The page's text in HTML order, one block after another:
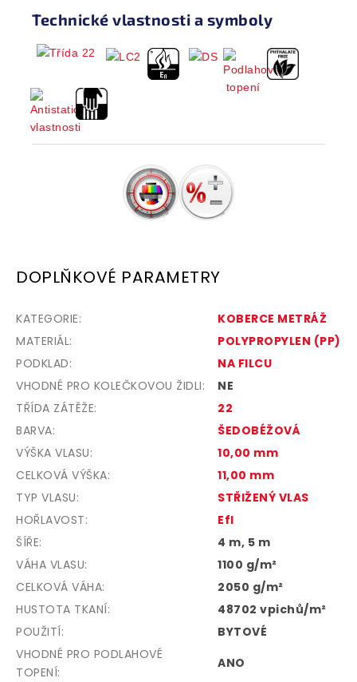
Technické vlastnosti a symboly
DOPLŇKOVÉ PARAMETRY
KATEGORIE:
KOBERCE METRÁŽ
MATERIÁL:
POLYPROPYLEN (PP)
PODKLAD:
NA FILCU
VHODNÉ PRO KOLEČKOVOU ŽIDLI:
NE
TŘÍDA ZÁTĚŽE:
22
BARVA:
ŠEDOBÉŽOVÁ
VÝŠKA VLASU:
10,00 mm
CELKOVÁ VÝŠKA:
11,00 mm
TYP VLASU:
STŘIŽENÝ VLAS
HOŘLAVOST:
Efl
ŠÍŘE:
4 m, 5 m
VÁHA VLASU:
1100 g/m²
CELKOVÁ VÁHA:
2050 g/m²
HUSTOTA TKANÍ:
48702 vpichů/m²
POUŽITÍ:
BYTOVÉ
VHODNÉ PRO PODLAHOVÉ
TOPENÍ:
ANO